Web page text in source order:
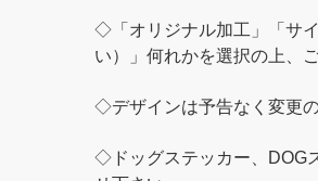
◇「オリジナル加工」「サ
い）」何れかを選択の上、
◇デザインは予告なく変更
◇ドッグステッカー、DOG